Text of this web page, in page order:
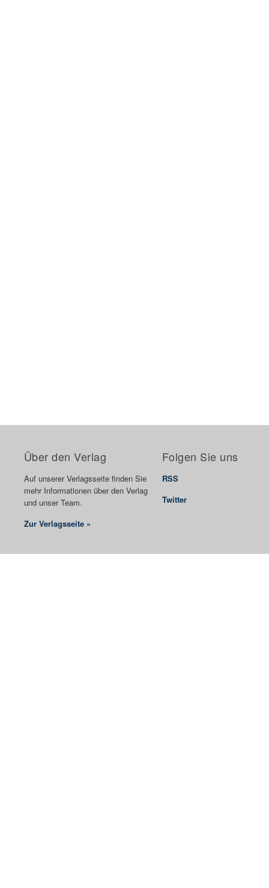
Über den Verlag
Auf unserer Verlagsseite finden Sie
mehr Informationen über den Verlag
und unser Team.
Zur Verlagsseite »
Folgen Sie uns
RSS
Twitter